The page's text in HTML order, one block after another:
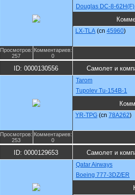
Douglas DC-8-62H(F)
LX-TLA (cn 45960)
Просмотров:
257
Комментариев:
0
ID: 0000130556 Самолет и
Tarom
Tupolev Tu-154B-1
YR-TPG (cn 78A262)
Просмотров:
253
Комментариев:
0
ID: 0000129653 Самолет и
Qatar Airways
Boeing 777-3DZ/ER